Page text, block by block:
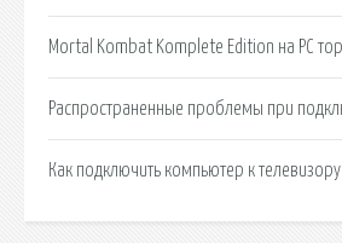
Mortal Kombat Komplete Edition на PC
Распространенные проблемы при
Как подключить компьютер к телевизору